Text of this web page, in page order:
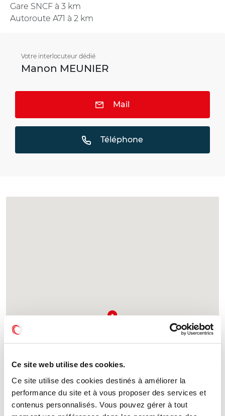
Ce site web utilise des cookies.
Ce site utilise des cookies destinés à améliorer la
performance du site et à vous proposer des services et
contenus personnalisés. Vous pouvez gérer à tout
Gare SNCF à 3 km
Autoroute A71 à 2 km
Votre interlocuteur dédié
Manon MEUNIER
Mail
Téléphone